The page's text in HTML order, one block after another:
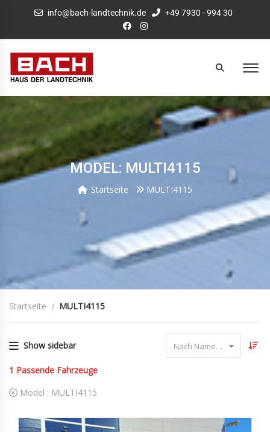
info@bach-landtechnik.de +49 7930 - 994 30
MODEL: MULTI4115
Startseite MULTI4115
Startseite MULTI4115
Show sidebar Nach Name sortieren
1 Passende Fahrzeuge
Model : MULTI4115